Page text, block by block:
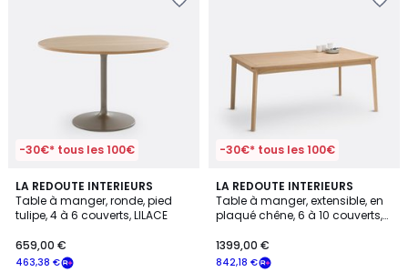
-30€* tous les 100€
LA REDOUTE INTERIEURS
Table à manger, ronde, pied
tulipe, 4 à 6 couverts, LILACE
463,38 €
659,00 €
4,3
/ 5
-30€* tous les 100€
LA REDOUTE INTERIEURS
Table à manger, extensible, en
plaqué chêne, 6 à 10 couverts,
842,18 €
1399,00 €
4,5
/ 5